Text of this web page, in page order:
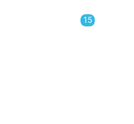
15